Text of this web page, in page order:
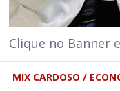
Clique no Banner
MIX CARDOSO /